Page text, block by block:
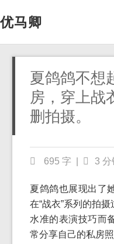
优马卿
夏鸽鸽不想
房，穿上战
删拍摄。
695 字 3 分
夏鸽鸽也展现出了
在“战衣”系列的拍
水准的表演技巧而
常分享自己的私房